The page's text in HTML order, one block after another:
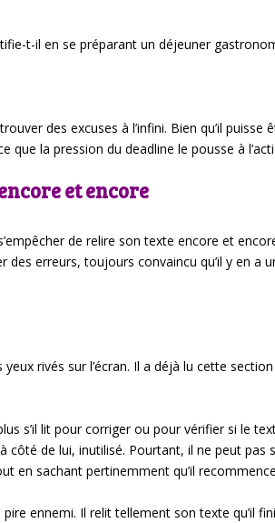
t-il en se préparant un déjeuner
des excuses à l’infini. Bien qu’il puisse
que la pression du deadline le pousse à
et encore
de relire son texte encore et
erreurs, toujours convaincu qu’il y en a
rivés sur l’écran. Il a déjà lu cette
s’il lit pour corriger ou pour vérifier si le
de lui, inutilisé. Pourtant, il ne peut pas
en sachant pertinemment qu’il
ennemi. Il relit tellement son texte qu’il